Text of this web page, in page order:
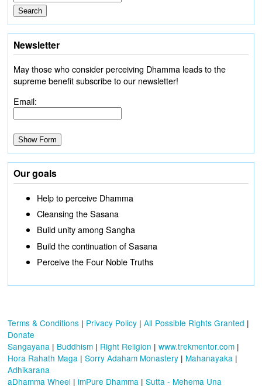
Newsletter
May those who consider perceiving Dhamma leads to the
supreme benefit subscribe to our newsletter!
Email:
Our goals
Help to perceive Dhamma
Cleansing the Sasana
Build unity among Sangha
Build the continuation of Sasana
Perceive the Four Noble Truths
Terms & Conditions | Privacy Policy | All Possible Rights Granted |
Donate
Sangayana | Buddhism | Right Religion | www.trekmentor.com |
Hora Rahath Maga | Sorry Adaham Monastery | Mahanayaka |
Adhikarana
aDhamma Wheel | imPure Dhamma | Sutta - Mehema Una